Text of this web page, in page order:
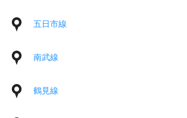
五日市線
南武線
鶴見線